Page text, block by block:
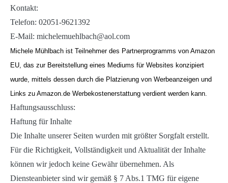
Kontakt:
Telefon: 02051-9621392
E-Mail: michelemuehlbach@aol.com
Michele Mühlbach ist Teilnehmer des Partnerprogramms von Amazon
EU, das zur Bereitstellung eines Mediums für Websites konzipiert
wurde, mittels dessen durch die Platzierung von Werbeanzeigen und
Links zu Amazon.de Werbekostenerstattung verdient werden kann.
Haftungsausschluss:
Haftung für Inhalte
Die Inhalte unserer Seiten wurden mit größter Sorgfalt erstellt.
Für die Richtigkeit, Vollständigkeit und Aktualität der Inhalte
können wir jedoch keine Gewähr übernehmen. Als
Diensteanbieter sind wir gemäß § 7 Abs.1 TMG für eigene